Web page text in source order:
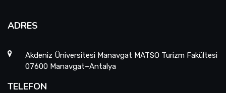
ADRES
Akdeniz Üniversitesi Manavgat MATSO Turizm Fakültesi
07600 Manavgat–Antalya
TELEFON